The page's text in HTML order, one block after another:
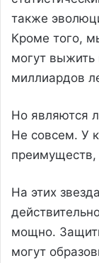
также
Кроме того,
могут выжить
миллиардов
Но являются
Не совсем. У
преимуществ,
На этих
мощно.
могут